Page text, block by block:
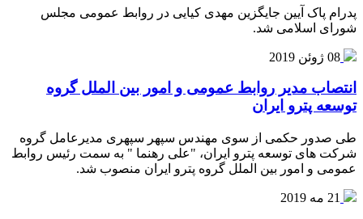
پدرام پاک آیین جایگزین مهدی کیایی در روابط عمومی مجلس
شورای اسلامی شد.
08 ژوئن 2019
انتصاب مدیر روابط عمومی و امور بین الملل گروه
توسعه پترو ایران
طی صدور حکمی از سوی مهندس سپهر سپهری مدیرعامل گروه
شرکت های توسعه پترو ایران، "علی رهنما " به سمت رئیس روابط
عمومی و امور بین الملل گروه پترو ایران منصوب شد.
21 مه 2019